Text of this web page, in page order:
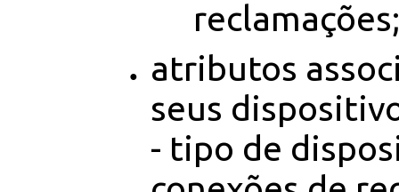
atributos
seus
- tipo de